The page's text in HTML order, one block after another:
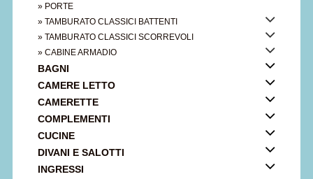
» PORTE
» TAMBURATO CLASSICI BATTENTI
» TAMBURATO CLASSICI SCORREVOLI
» CABINE ARMADIO
BAGNI
CAMERE LETTO
CAMERETTE
COMPLEMENTI
CUCINE
DIVANI E SALOTTI
INGRESSI